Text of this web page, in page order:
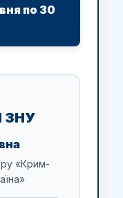
по 30
ЗНУ
«Крим-